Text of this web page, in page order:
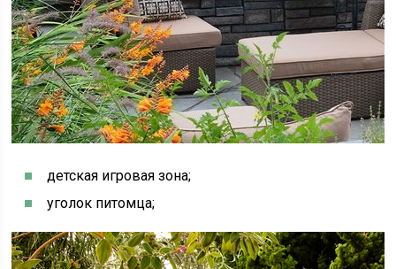
детская игровая зона;
уголок питомца;